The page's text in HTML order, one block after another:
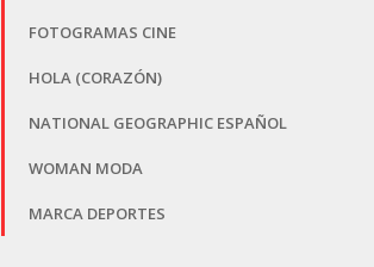
FOTOGRAMAS CINE
HOLA (CORAZÓN)
NATIONAL GEOGRAPHIC ESPAÑOL
WOMAN MODA
MARCA DEPORTES